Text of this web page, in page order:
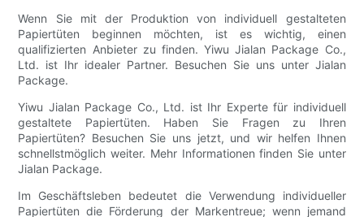
Wenn Sie mit der Produktion von individuell gestalteten
Papiertüten beginnen möchten, ist es wichtig, einen
qualifizierten Anbieter zu finden. Yiwu Jialan Package Co.,
Ltd. ist Ihr idealer Partner. Besuchen Sie uns unter Jialan
Package.
Yiwu Jialan Package Co., Ltd. ist Ihr Experte für individuell
gestaltete Papiertüten. Haben Sie Fragen zu Ihren
Papiertüten? Besuchen Sie uns jetzt, und wir helfen Ihnen
schnellstmöglich weiter. Mehr Informationen finden Sie unter
Jialan Package.
Im Geschäftsleben bedeutet die Verwendung individueller
Papiertüten die Förderung der Markentreue; wenn jemand